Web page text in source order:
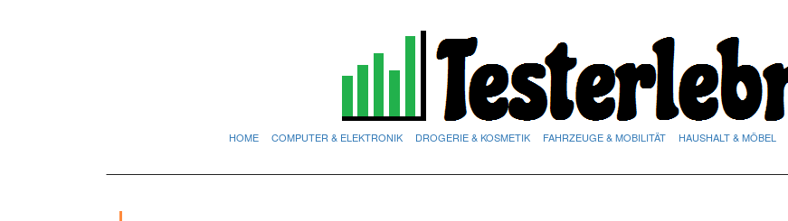
HOME COMPUTER & ELEKTRONIK DROGERIE & KOSMETIK FAHRZEUGE & MOBILITÄT HAUSHALT & MÖBEL